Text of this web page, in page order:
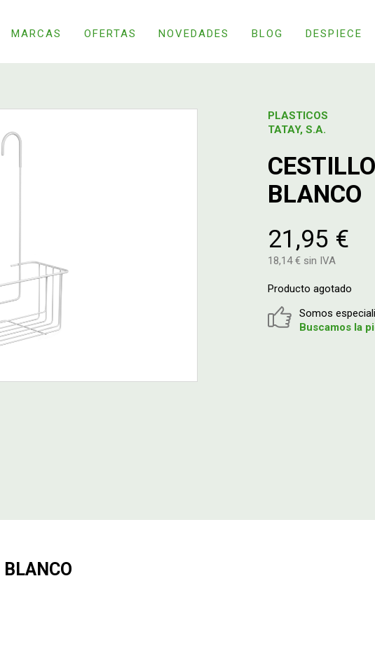
MARCAS OFERTAS NOVEDADES BLOG DESPIECE
PLASTICOS
TATAY, S.A.
BLANCO
21,95 €
18,14 € sin IVA
Producto agotado
Somos
Buscamos la
BLANCO